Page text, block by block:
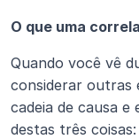
O que uma
Quando você vê
considerar outras
cadeia de causa
destas três coisas: